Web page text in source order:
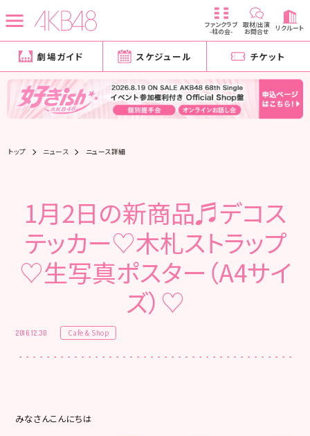
ファンクラブ
-柱の会-
取材/出演
お問合せ リクルート
劇場ガイド スケジュール チケット
トップ ニュース ニュース詳細
1月2日の新商品♬デコス
テッカー♡木札ストラップ
♡生写真ポスター（A4サイ
ズ）♡
2016.12.30 Cafe & Shop
みなさんこんにちは